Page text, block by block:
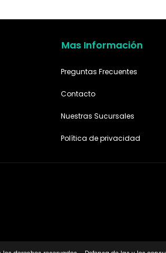
Mas Información
Preguntas Frecuentes
Contacto
Nuestras Sucursales
Política de privacidad